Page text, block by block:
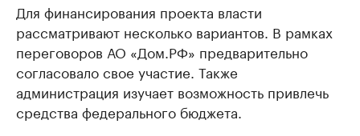
Для финансирования проекта власти
рассматривают несколько вариантов. В рамках
переговоров АО «Дом.РФ» предварительно
согласовало свое участие. Также
администрация изучает возможность привлечь
средства федерального бюджета.